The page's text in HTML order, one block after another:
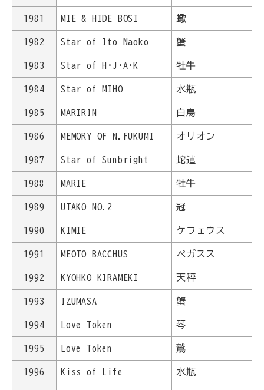
1981 MIE & HIDE BOSI 蠍
1982 Star of Ito Naoko 蟹
1983 Star of H･J･A･K 牡牛
1984 Star of MIHO 水瓶
1985 MARIRIN 白鳥
1986 MEMORY OF N.FUKUMI オリオン
1987 Star of Sunbright 蛇遣
1988 MARIE 牡牛
1989 UTAKO NO.2 冠
1990 KIMIE ケフェウス
1991 MEOTO BACCHUS ペガスス
1992 KYOHKO KIRAMEKI 天秤
1993 IZUMASA 蟹
1994 Love Token 琴
1995 Love Token 鷲
1996 Kiss of Life 水瓶